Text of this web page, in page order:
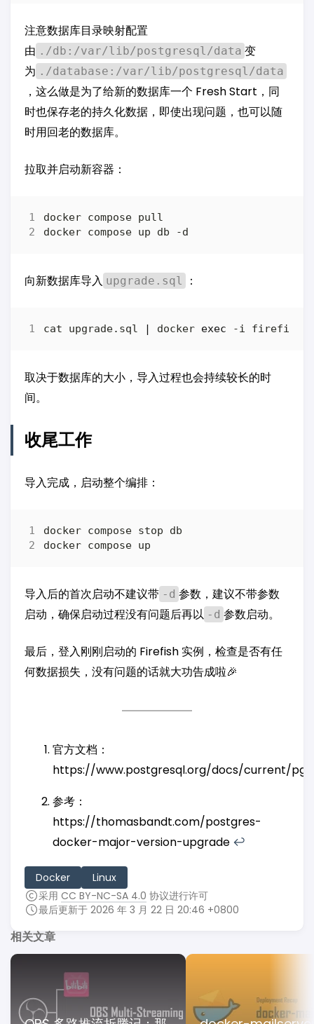
注意数据库目录映射配置
由 ./db:/var/lib/postgresql/data 变
为 ./database:/var/lib/postgresql/data
，这么做是为了给新的数据库一个 Fresh Start，同
时也保存老的持久化数据，即使出现问题，也可以随
时用回老的数据库。
拉取并启动新容器：
向新数据库导入 upgrade.sql ：
cat upgrade.sql docker exec
取决于数据库的大小，导入过程也会持续较长的时
间。
收尾工作
导入完成，启动整个编排：
导入后的首次启动不建议带 -d 参数，建议不带参数
启动，确保启动过程没有问题后再以 -d 参数启动。
最后，登入刚刚启动的 Firefish 实例，检查是否有任
何数据损失，没有问题的话就大功告成啦🎉
官方文档：
https://www.postgresql.org/docs/current/
参考：
https://thomasbandt.com/postgres-
docker-major-version-upgrade ↩︎
Docker
Linux
采用 CC BY-NC-SA 4.0 协议进行许可
最后更新于 2026 年 3 月 22 日 20:46 +0800
相关文章